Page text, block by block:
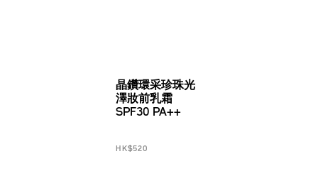
晶鑽環采珍珠光
澤妝前乳霜
SPF30 PA++
HK$520